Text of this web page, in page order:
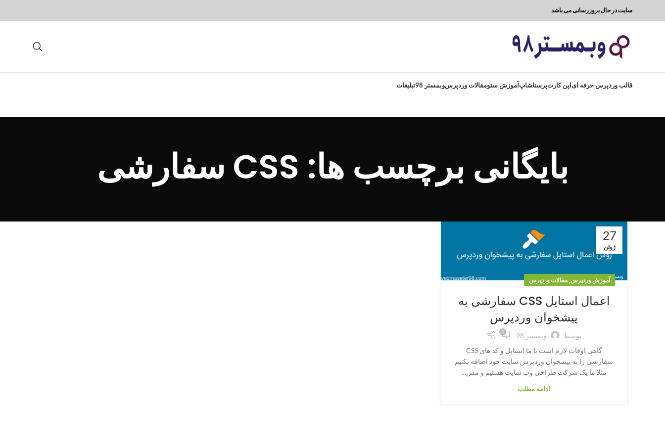
سایت در حال بروزرسانی می باشد
قالب وردپرس حرفه ایاپن کارتپرستاشاپآموزش سئومقالات وردپرسوبمستر 98 تبلیغات
بایگانی برچسب ها: CSS سفارشی
27
ژوئن
آموزش وردپرس, مقالات وردپرس
اعمال استایل CSS سفارشی به
پیشخوان وردپرس
توسط وبمستر 98 0
گاهی اوقات لازم است تا ما استایل و کد های CSS
سفارشی را به پیشخوان وردپرس سایت خود اضافه بکنیم
مثلا ما یک شرکت طراحی وب سایت هستیم و مش...
ادامه مطلب